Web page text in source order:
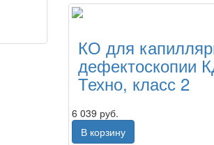
КО для
дефектоскопии
Техно, класс 2
6 039 руб.
В корзину